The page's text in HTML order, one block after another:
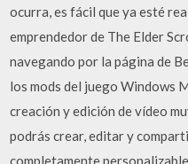
ocurra, es fácil que ya esté
emprendedor de The Elder
navegando por la página de
los mods del juego Windows
creación y edición de vídeo
podrás crear, editar y
completamente